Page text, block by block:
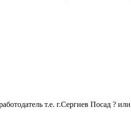
т.е. г.Сергиев Посад ?